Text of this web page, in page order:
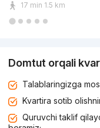
17 min 1.5 km
Domtut orqali
Talablaringizga
Kvartira sotib
Quruvchi taklif